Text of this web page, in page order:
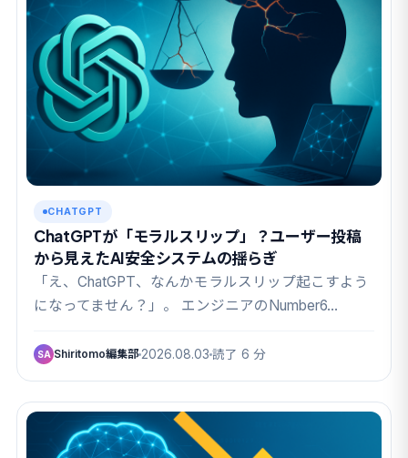
CHATGPT
ChatGPTが「モラルスリップ」？ユーザー投稿
から見えたAI安全システムの揺らぎ
「え、ChatGPT、なんかモラルスリップ起こすよう
になってません？」。 エンジニアのNumber6…
SA Shiritomo編集部 2026.08.03 読了 6 分